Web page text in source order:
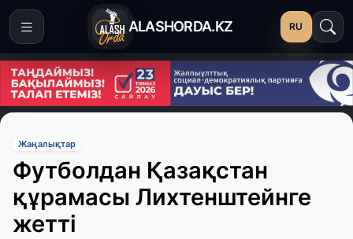
ALASHORDA.KZ RU
Жаңалықтар
Футболдан Қазақстан
құрамасы Лихтенштейнге
жетті